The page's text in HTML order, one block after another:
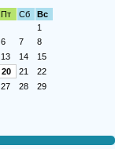
Пт Сб
Вс
1
6 7
8
13 14
15
20 21
22
27 28
29